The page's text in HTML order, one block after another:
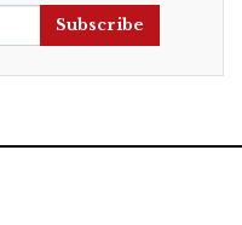
Subscribe